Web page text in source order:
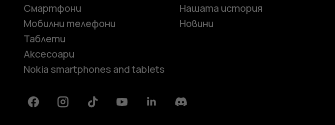
Смартфони
Мобилни телефони
Таблети
Аксесоари
Nokia smartphones and tablets
Нашата история
Новини
FacebookInstagramTiktok YoutubeLinkedinDiscord